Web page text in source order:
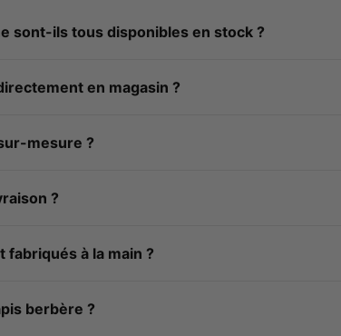
sont-ils tous disponibles en stock ?
en magasin ?
mesure ?
?
à la main ?
berbère ?